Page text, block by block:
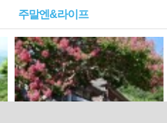
주말엔&라이프